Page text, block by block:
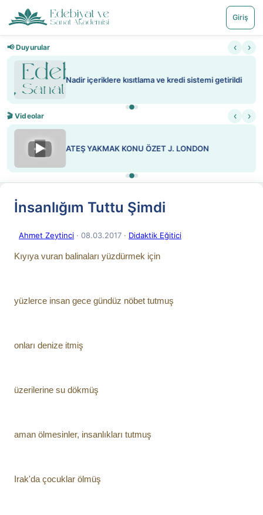
Giriş
📢 Duyurular ‹ ›
Nadir içeriklere kısıtlama ve kredi sistemi getirildi
🎬 Videolar ‹ ›
▶ ATEŞ YAKMAK KONU ÖZET J. LONDON
İnsanlığım Tuttu Şimdi
Ahmet Zeytinci · 08.03.2017 · Didaktik Eğitici
Kıyıya vuran balinaları yüzdürmek için
yüzlerce insan gece gündüz nöbet tutmuş
onları denize itmiş
üzerilerine su dökmüş
aman ölmesinler, insanlıkları tutmuş
Irak'da çocuklar ölmüş